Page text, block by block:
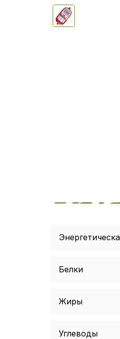
Белки
Жиры
Углеводы